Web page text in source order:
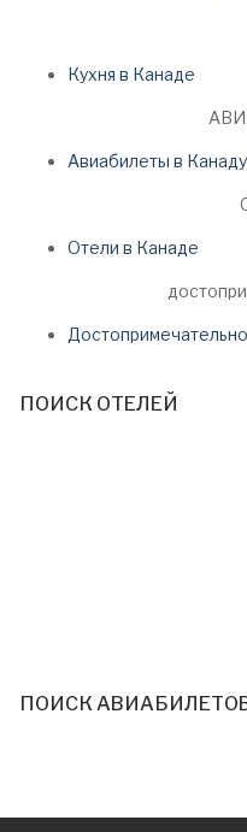
Кухня в Канаде
Авиабилеты в Канаду
Отели в Канаде
ПОИСК ОТЕЛЕЙ
ПОИСК